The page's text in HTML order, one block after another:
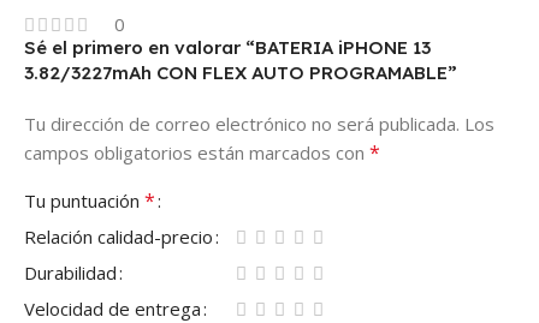
0
Sé el primero en valorar “BATERIA iPHONE 13
3.82/3227mAh CON FLEX AUTO PROGRAMABLE”
Tu dirección de correo electrónico no será publicada. Los
campos obligatorios están marcados con *
Tu puntuación *
Relación calidad-precio
Durabilidad
Velocidad de entrega